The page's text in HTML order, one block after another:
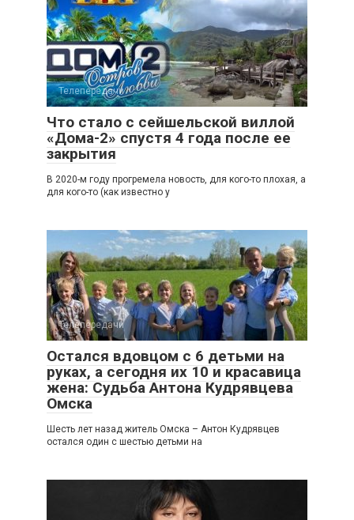
Телепередачи
Что стало с сейшельской виллой
«Дома-2» спустя 4 года после ее
закрытия
В 2020-м году прогремела новость, для кого-то плохая, а
для кого-то (как известно у
Телепередачи
Остался вдовцом с 6 детьми на
руках, а сегодня их 10 и красавица
жена: Судьба Антона Кудрявцева
Омска
Шесть лет назад житель Омска – Антон Кудрявцев
остался один с шестью детьми на